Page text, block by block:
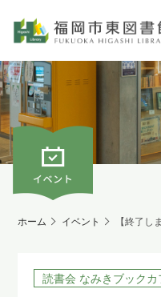
ホーム イベント 【終了
読書会 なみきブックカ